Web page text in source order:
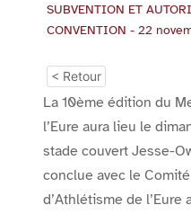
SUBVENTION ET
CONVENTION - 22
< Retour
La 10ème édition du
l’Eure aura lieu le
stade couvert Jesse-
conclue avec le
d’Athlétisme de